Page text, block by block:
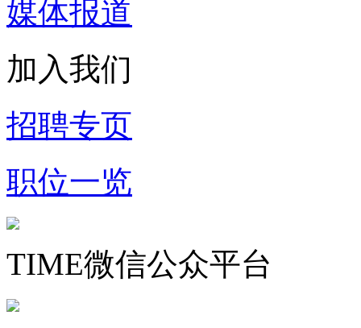
媒体报道
加入我们
招聘专页
职位一览
TIME微信公众平台